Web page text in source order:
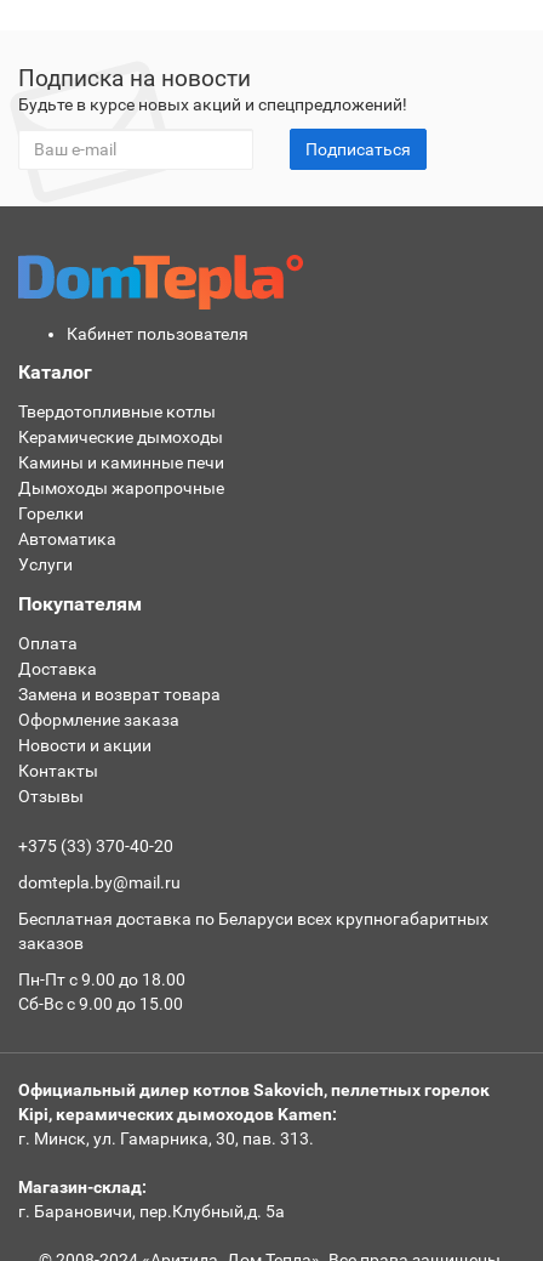
Подписка на новости
Будьте в курсе новых акций и спецпредложений!
Подписаться
Кабинет пользователя
Каталог
Твердотопливные котлы
Керамические дымоходы
Камины и каминные печи
Дымоходы жаропрочные
Горелки
Автоматика
Услуги
Покупателям
Оплата
Доставка
Замена и возврат товара
Оформление заказа
Новости и акции
Контакты
Отзывы
+375 (33) 370-40-20
domtepla.by@mail.ru
Бесплатная доставка по Беларуси всех крупногабаритных
заказов
Пн-Пт с 9.00 до 18.00
Сб-Вс с 9.00 до 15.00
Официальный дилер котлов Sakovich, пеллетных горелок
Kipi, керамических дымоходов Kamen:
г. Минск, ул. Гамарника, 30, пав. 313.
Магазин-склад:
г. Барановичи, пер.Клубный,д. 5а